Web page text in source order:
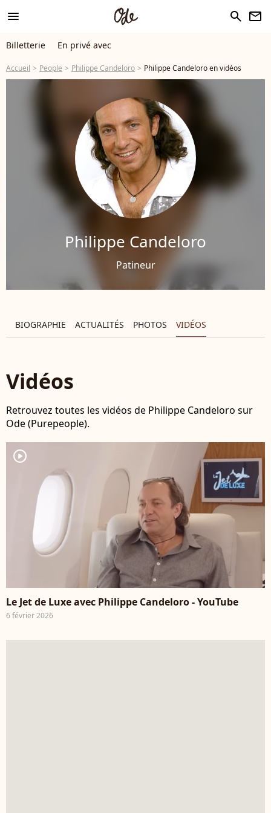
menu search newsletter
Billetterie En privé avec
Accueil People Philippe Candeloro Philippe Candeloro en vidéos
Philippe Candeloro
Patineur
BIOGRAPHIE ACTUALITÉS PHOTOS VIDÉOS
Vidéos
Retrouvez toutes les vidéos de Philippe Candeloro sur
Ode (Purepeople).
player2
Le Jet de Luxe avec Philippe Candeloro - YouTube
6 février 2026